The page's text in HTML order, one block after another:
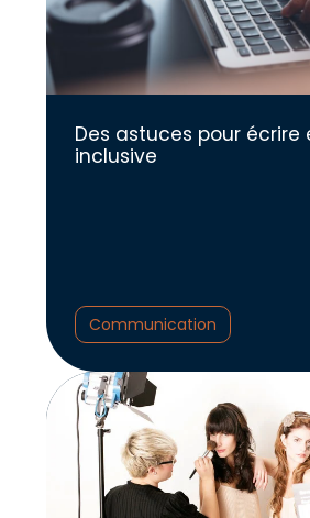
Des astuces pour écrire
inclusive
Communication